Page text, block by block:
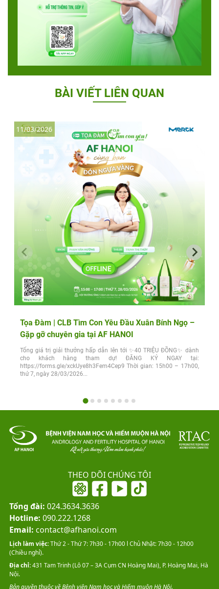
BÀI VIẾT LIÊN QUAN
Tọa Đàm | CLB Tìm Con Yêu Đầu Xuân Bính Ngọ –
Gặp gỡ chuyên gia tại AF HANOI
Tổng giá trị giải thưởng hấp dẫn lên tới ✨40 TRIỆU ĐỒNG✨ dành
cho khách hàng tham dự! ĐĂNG KÝ NGAY tại:
https://forms.gle/xckUye8h3Fem4Cep9 Thời gian: 15h00 – 17h00,
thứ 7, ngày 28/03/2026...
11/03/2026
THEO DÕI CHÚNG TÔI
Tổng đài: 024.3634.3636
Hotline: 090.222.1268
Email: contact@afhanoi.com
Lịch làm việc:Thứ 2 - Thứ 7: 7h30 - 17h00 l Chủ Nhật: 7h30 - 12h00
(Chiều nghỉ).
Địa chỉ:431 Tam Trinh (Lô 07 – 3A Cụm CN Hoàng Mai), P. Hoàng Mai, Hà
Nội.
Bản quyền thuộc về Bệnh viện Nam học và Hiếm muộn Hà Nội.